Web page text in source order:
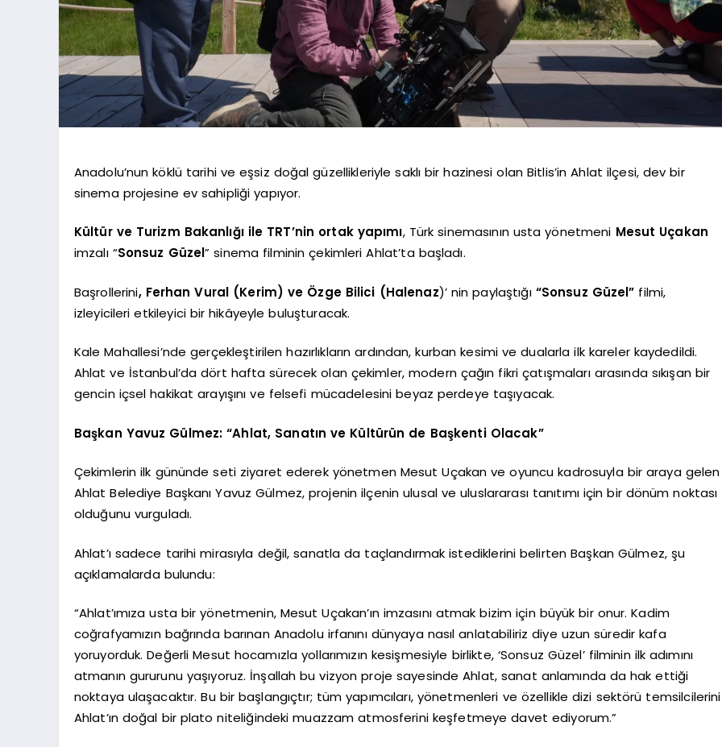
Anadolu’nun köklü tarihi ve eşsiz doğal güzellikleriyle saklı bir hazinesi olan Bitlis’in Ahlat ilçesi, dev bir
sinema projesine ev sahipliği yapıyor.
Kültür ve Turizm Bakanlığı ile TRT’nin ortak yapımı, Türk sinemasının usta yönetmeni Mesut Uçakan
imzalı “Sonsuz Güzel” sinema filminin çekimleri Ahlat’ta başladı.
Başrollerini, Ferhan Vural (Kerim) ve Özge Bilici (Halenaz)’ nin paylaştığı “Sonsuz Güzel” filmi,
izleyicileri etkileyici bir hikâyeyle buluşturacak.
Kale Mahallesi’nde gerçekleştirilen hazırlıkların ardından, kurban kesimi ve dualarla ilk kareler kaydedildi.
Ahlat ve İstanbul’da dört hafta sürecek olan çekimler, modern çağın fikri çatışmaları arasında sıkışan bir
gencin içsel hakikat arayışını ve felsefi mücadelesini beyaz perdeye taşıyacak.
Başkan Yavuz Gülmez: “Ahlat, Sanatın ve Kültürün de Başkenti Olacak”
Çekimlerin ilk gününde seti ziyaret ederek yönetmen Mesut Uçakan ve oyuncu kadrosuyla bir araya gelen
Ahlat Belediye Başkanı Yavuz Gülmez, projenin ilçenin ulusal ve uluslararası tanıtımı için bir dönüm noktası
olduğunu vurguladı.
Ahlat’ı sadece tarihi mirasıyla değil, sanatla da taçlandırmak istediklerini belirten Başkan Gülmez, şu
açıklamalarda bulundu:
“Ahlat’ımıza usta bir yönetmenin, Mesut Uçakan’ın imzasını atmak bizim için büyük bir onur. Kadim
coğrafyamızın bağrında barınan Anadolu irfanını dünyaya nasıl anlatabiliriz diye uzun süredir kafa
yoruyorduk. Değerli Mesut hocamızla yollarımızın kesişmesiyle birlikte, ‘Sonsuz Güzel’ filminin ilk adımını
atmanın gururunu yaşıyoruz. İnşallah bu vizyon proje sayesinde Ahlat, sanat anlamında da hak ettiği
noktaya ulaşacaktır. Bu bir başlangıçtır; tüm yapımcıları, yönetmenleri ve özellikle dizi sektörü temsilcilerini
Ahlat’ın doğal bir plato niteliğindeki muazzam atmosferini keşfetmeye davet ediyorum.”